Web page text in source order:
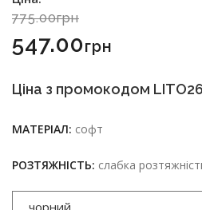
775.00грн
547.00Грн
Ціна з промокодом
МАТЕРІАЛ: софт
РОЗТЯЖНІСТЬ: слабка